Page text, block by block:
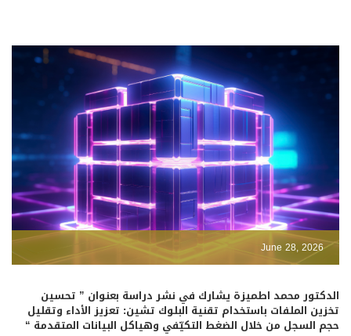
June 28, 2026
الدكتور محمد اطميزة يشارك في نشر دراسة بعنوان ” تحسين
تخزين الملفات باستخدام تقنية البلوك تشين: تعزيز الأداء وتقليل
حجم السجل من خلال الضغط التكيّفي وهياكل البيانات المتقدمة “